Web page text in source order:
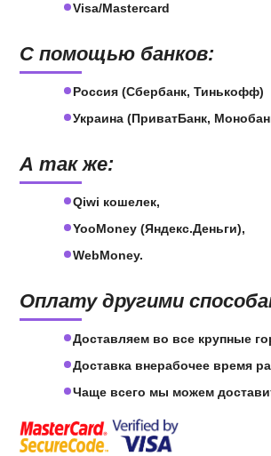
Visa/Mastercard
С помощью банков:
Россия (Сбербанк, Тинькофф)
Украина (ПриватБанк,
А так же:
Qiwi кошелек,
YooMoney (Яндекс.Деньги),
WebMoney.
Оплату другими
Доставляем во все крупные
Доставка внерабочее время
Чаще всего мы можем